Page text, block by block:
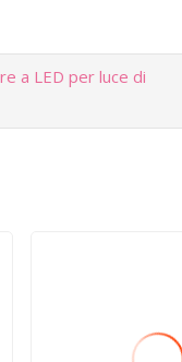
a LED per luce di